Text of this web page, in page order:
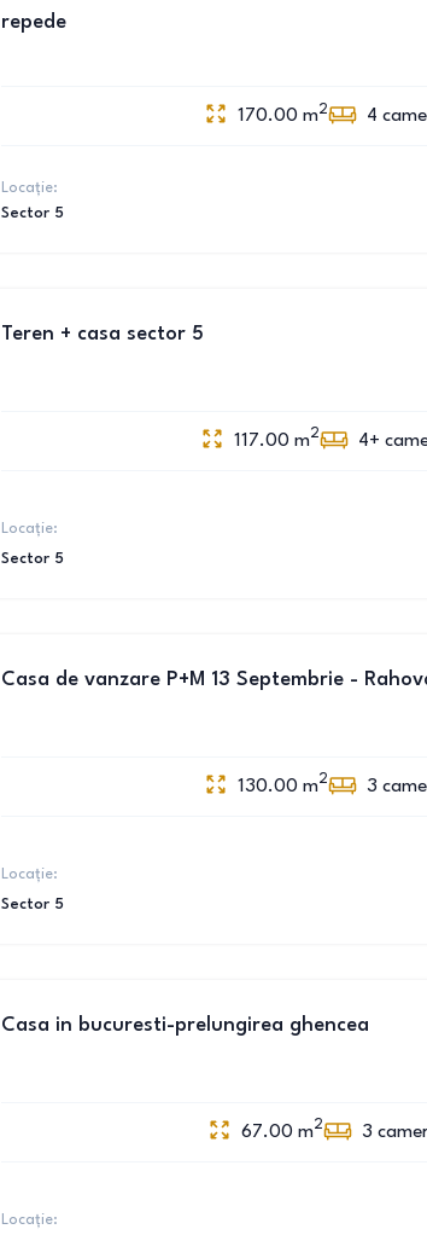
repede
170.00 m2 4
Locație:
Sector 5
Teren + casa sector 5
117.00 m2 4+
Locație:
Sector 5
Casa de vanzare P+M 13 Septembrie -
130.00 m2 3
Locație:
Sector 5
Casa in bucuresti-prelungirea ghencea
67.00 m2 3
Locație: